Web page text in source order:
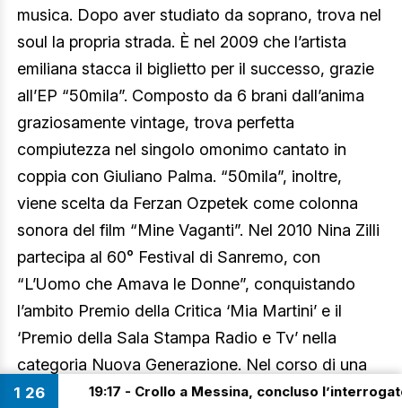
musica. Dopo aver studiato da soprano, trova nel
soul la propria strada. È nel 2009 che l’artista
emiliana stacca il biglietto per il successo, grazie
all’EP “50mila”. Composto da 6 brani dall’anima
graziosamente vintage, trova perfetta
compiutezza nel singolo omonimo cantato in
coppia con Giuliano Palma. “50mila”, inoltre,
viene scelta da Ferzan Ozpetek come colonna
sonora del film “Mine Vaganti”. Nel 2010 Nina Zilli
partecipa al 60° Festival di Sanremo, con
“L’Uomo che Amava le Donne”, conquistando
l’ambito Premio della Critica ‘Mia Martini’ e il
‘Premio della Sala Stampa Radio e Tv’ nella
categoria Nuova Generazione. Nel corso di una
carriera lunga e ricca di successi, Nina si cimenta
1 26
Crollo a Messina, concluso l’interrogatorio per